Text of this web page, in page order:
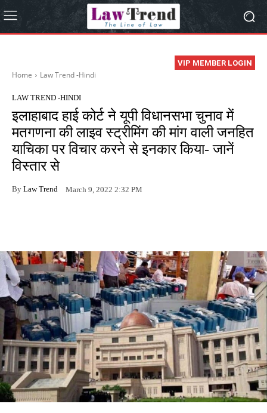
VIP MEMBER LOGIN
Home Law Trend -Hindi
LAW TREND -HINDI
इलाहाबाद हाई कोर्ट ने यूपी विधानसभा चुनाव में
मतगणना की लाइव स्ट्रीमिंग की मांग वाली जनहित
याचिका पर विचार करने से इनकार किया- जानें
विस्तार से
By Law Trend March 9, 2022 2:32 PM